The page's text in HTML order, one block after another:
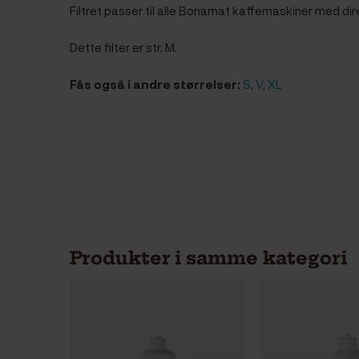
Filtret passer til alle Bonamat kaffemaskiner med
Dette filter er str. M.
Fås også i andre størrelser: S, V, XL
Produkter i samme kategori